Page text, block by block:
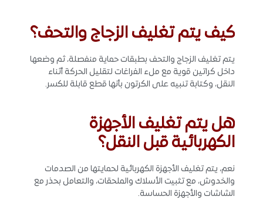
كيف يتم تغليف الزجاج والتحف؟
يتم تغليف الزجاج والتحف بطبقات حماية منفصلة، ثم وضعها
داخل كراتين قوية مع ملء الفراغات لتقليل الحركة أثناء
النقل، وكتابة تنبيه على الكرتون بأنها قطع قابلة للكسر.
هل يتم تغليف الأجهزة
الكهربائية قبل النقل؟
نعم، يتم تغليف الأجهزة الكهربائية لحمايتها من الصدمات
والخدوش، مع تثبيت الأسلاك والملحقات، والتعامل بحذر مع
الشاشات والأجهزة الحساسة.